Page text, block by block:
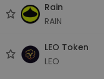
Rain
RAIN
LEO Token
LEO